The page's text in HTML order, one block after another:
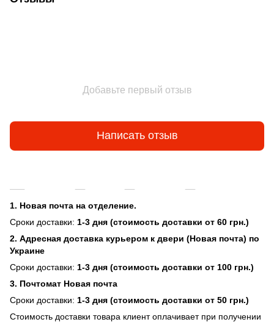
Добавьте первый отзыв
Написать отзыв
1. Новая почта на отделение.
Сроки доставки: 1-3 дня (стоимость доставки от 60 грн.)
2. Адресная доставка курьером к двери (Новая почта) по
Украине
Сроки доставки: 1-3 дня (стоимость доставки от 100 грн.)
3. Почтомат Новая почта
Сроки доставки: 1-3 дня (стоимость доставки от 50 грн.)
Стоимость доставки товара клиент оплачивает при получении